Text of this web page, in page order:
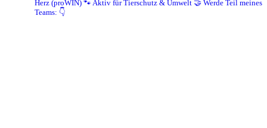
Herz (proWIN) 🐾 Aktiv für Tierschutz & Umwelt 🤝 Werde Teil meines
Teams: 👇